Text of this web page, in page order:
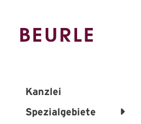
Kanzlei
Spezialgebiete